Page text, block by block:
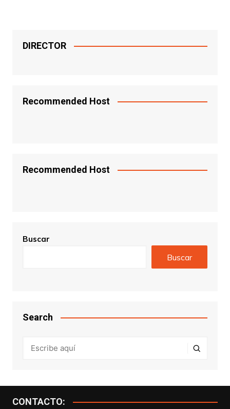
DIRECTOR
Recommended Host
Recommended Host
Buscar
Buscar
Search
CONTACTO: